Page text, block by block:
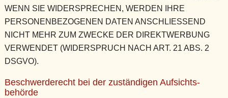
WENN SIE WIDERSPRECHEN, WERDEN IHRE
PERSONENBEZOGENEN DATEN ANSCHLIESSEND
NICHT MEHR ZUM ZWECKE DER DIREKTWERBUNG
VERWENDET (WIDERSPRUCH NACH ART. 21 ABS. 2
DSGVO).
Beschwerde­recht bei der zuständigen Aufsichts­
behörde